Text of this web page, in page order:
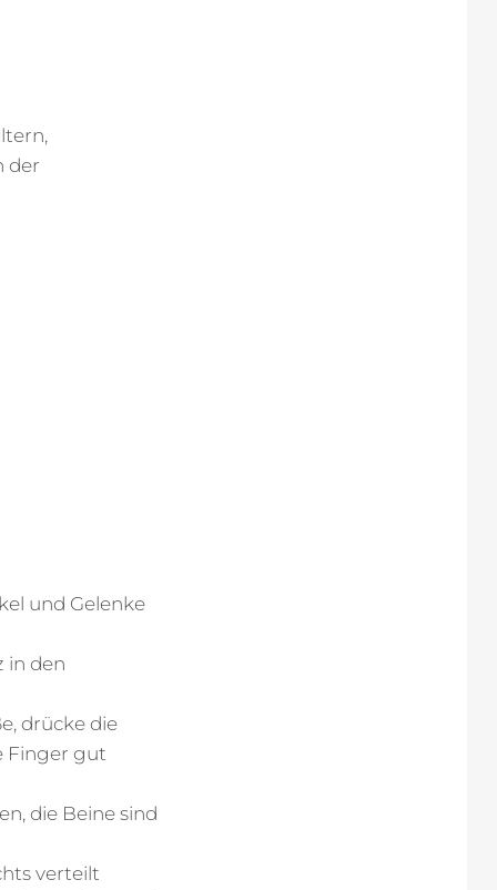
der
und Gelenke
in den
drücke die
Finger gut
die Beine sind
verteilt